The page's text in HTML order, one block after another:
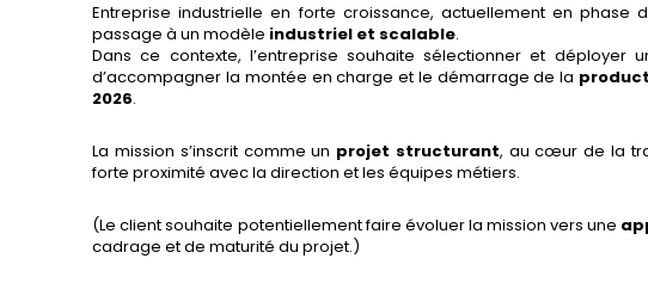
Entreprise industrielle en forte croissance, actuellement en phase
passage à un modèle industriel et scalable.
Dans ce contexte, l’entreprise souhaite sélectionner et déployer
d’accompagner la montée en charge et le démarrage de la
2026.
La mission s’inscrit comme un projet structurant, au cœur de la
forte proximité avec la direction et les équipes métiers.
(Le client souhaite potentiellement faire évoluer la mission vers une
cadrage et de maturité du projet.)